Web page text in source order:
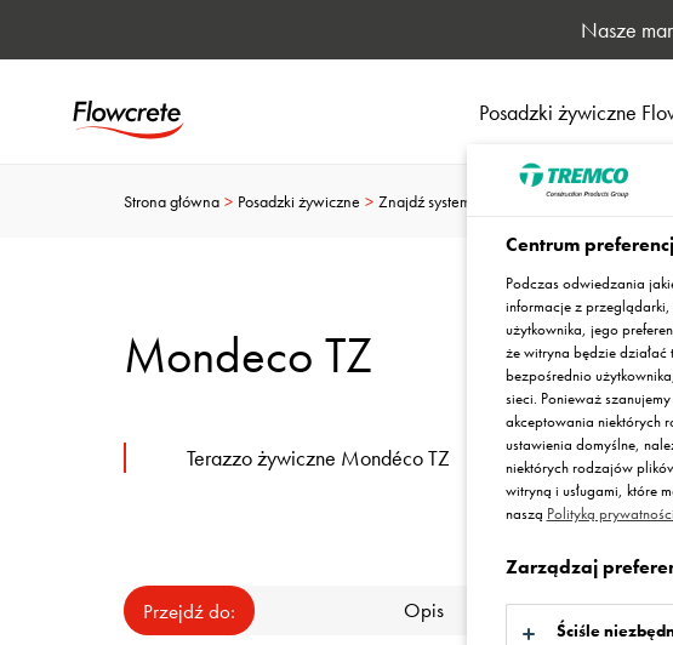
Posadzki żywiczne
Nasze
Mondeco TZ
Terazzo żywiczne Mondéco TZ
Strona główna Posadzki żywiczne Znajdź system posadzkowy Mondeco TZ
Przejdź do: Opis
Centrum
Podczas odwiedzania
informacje z
użytkownika, jego
że witryna będzie
bezpośrednio
sieci. Ponieważ
akceptowania niektórych
ustawienia domyślne,
niektórych rodzajów
witryną i usługami, które
naszą Polityką prywatności
Zarządzaj
Ściśle